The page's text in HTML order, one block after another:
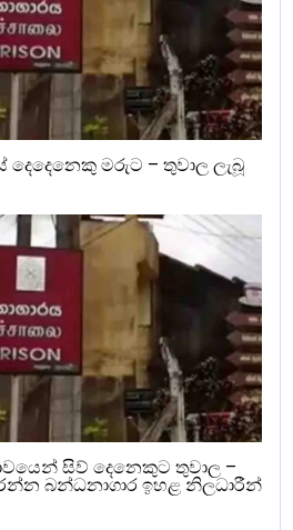
මරුට – තුවාල ලැබූ
සිව් දෙනෙකුට තුවාල –
බන්ධනාගාර ඉහළ නිලධාරීන්